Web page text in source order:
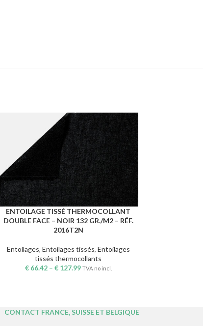
CHOIX DES OPTIONS
ENTOILAGE TISSÉ THERMOCOLLANT
DOUBLE FACE – NOIR 132 GR./M2 – RÉF.
2016T2N
Entoilages, Entoilages tissés, Entoilages
tissés thermocollants
€66.42– €127.99 TVA no incl.
CONTACT FRANCE, SUISSE ET BELGIQUE